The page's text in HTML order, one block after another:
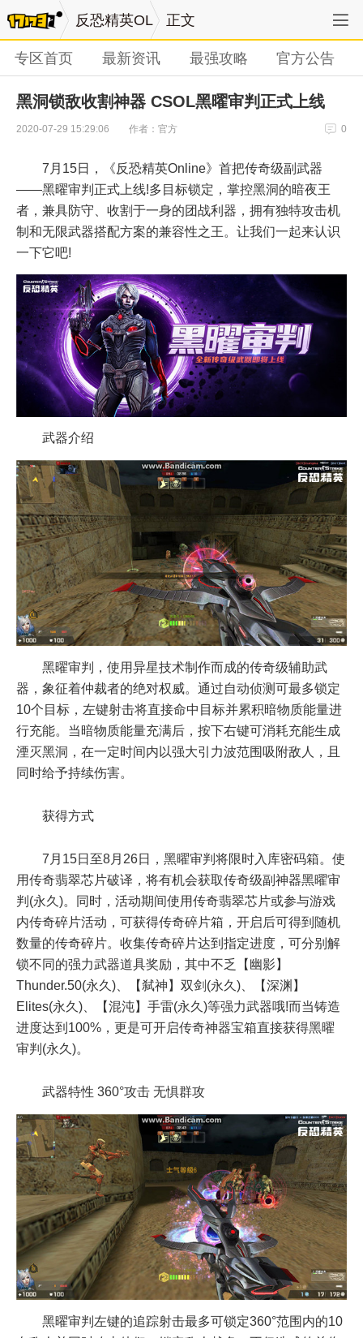
反恐精英OL 正文
专区首页 最新资讯 最强攻略 官方公告
黑洞锁敌收割神器 CSOL黑曜审判正式上线
2020-07-29 15:29:06 作者：官方 0
7月15日，《反恐精英Online》首把传奇级副武器
——黑曜审判正式上线!多目标锁定，掌控黑洞的暗夜王
者，兼具防守、收割于一身的团战利器，拥有独特攻击机
制和无限武器搭配方案的兼容性之王。让我们一起来认识
一下它吧!
武器介绍
黑曜审判，使用异星技术制作而成的传奇级辅助武
器，象征着仲裁者的绝对权威。通过自动侦测可最多锁定
10个目标，左键射击将直接命中目标并累积暗物质能量进
行充能。当暗物质能量充满后，按下右键可消耗充能生成
湮灭黑洞，在一定时间内以强大引力波范围吸附敌人，且
同时给予持续伤害。
获得方式
7月15日至8月26日，黑曜审判将限时入库密码箱。使
用传奇翡翠芯片破译，将有机会获取传奇级副神器黑曜审
判(永久)。同时，活动期间使用传奇翡翠芯片或参与游戏
内传奇碎片活动，可获得传奇碎片箱，开启后可得到随机
数量的传奇碎片。收集传奇碎片达到指定进度，可分别解
锁不同的强力武器道具奖励，其中不乏【幽影】
Thunder.50(永久)、【弑神】双剑(永久)、【深渊】
Elites(永久)、【混沌】手雷(永久)等强力武器哦!而当铸造
进度达到100%，更是可开启传奇神器宝箱直接获得黑曜
审判(永久)。
武器特性 360°攻击 无惧群攻
黑曜审判左键的追踪射击最多可锁定360°范围内的10